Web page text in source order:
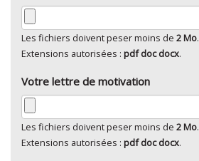
Les fichiers doivent peser moins de 2 Mo.
Extensions autorisées : pdf doc docx.
Votre lettre de motivation
Les fichiers doivent peser moins de 2 Mo.
Extensions autorisées : pdf doc docx.